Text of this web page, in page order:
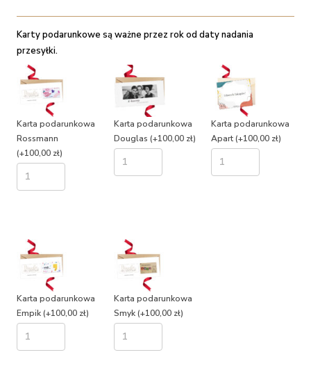
Karty podarunkowe są ważne przez rok od daty nadania
przesyłki.
Karta podarunkowa
Rossmann
(+100,00 zł)
Karta podarunkowa
Douglas (+100,00 zł)
Karta podarunkowa
Apart(+100,00 zł)
Karta podarunkowa
Empik(+100,00 zł)
Karta podarunkowa
Smyk(+100,00 zł)